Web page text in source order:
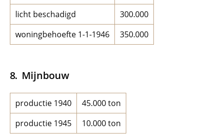
licht beschadigd
300.000
woningbehoefte 1-1-1946
350.000
Mijnbouw
productie 1940
45.000 ton
productie 1945
10.000 ton